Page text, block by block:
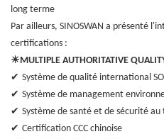
long terme
Par ailleurs, SINOSWAN a présenté
certifications :
☀MULTIPLE AUTHORITATIVE
✔ Système de qualité international
✔ Système de management
✔ Système de santé et de sécurité au
✔ Certification CCC chinoise